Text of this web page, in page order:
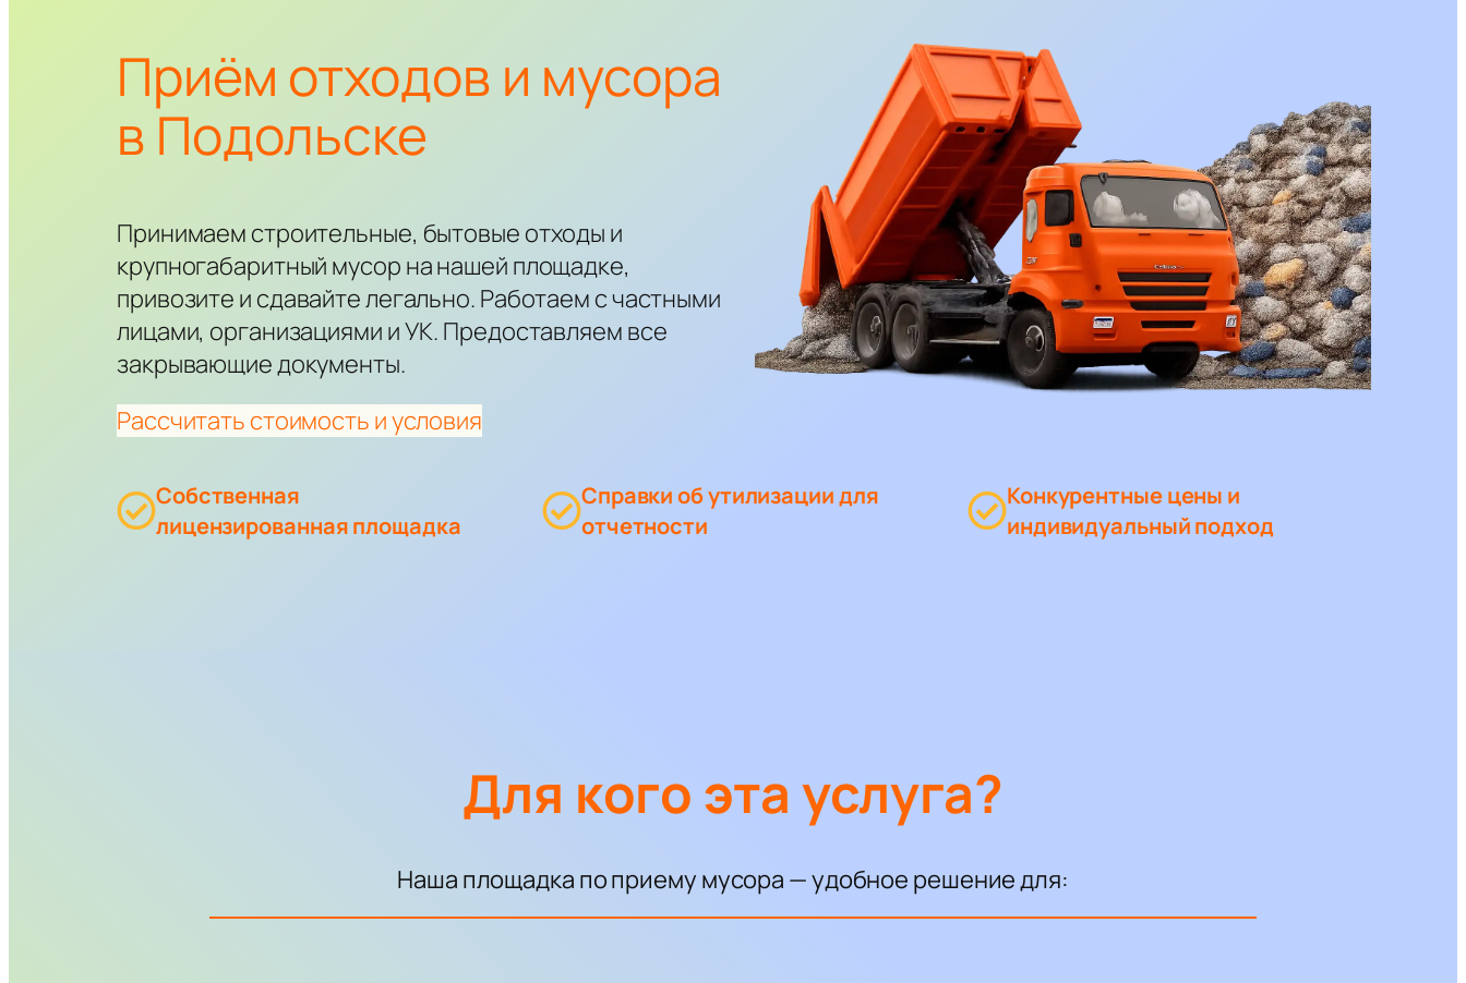
Приём отходов и мусора
в Подольске
Принимаем строительные, бытовые отходы и
крупногабаритный мусор на нашей площадке,
привозите и сдавайте легально. Работаем с частными
лицами, организациями и УК. Предоставляем все
закрывающие документы.
Рассчитать стоимость и условия
Собственная
лицензированная площадка
Справки об утилизации для
отчетности
Конкурентные цены и
индивидуальный подход
Для кого эта услуга?
Наша площадка по приему мусора — удобное решение для: